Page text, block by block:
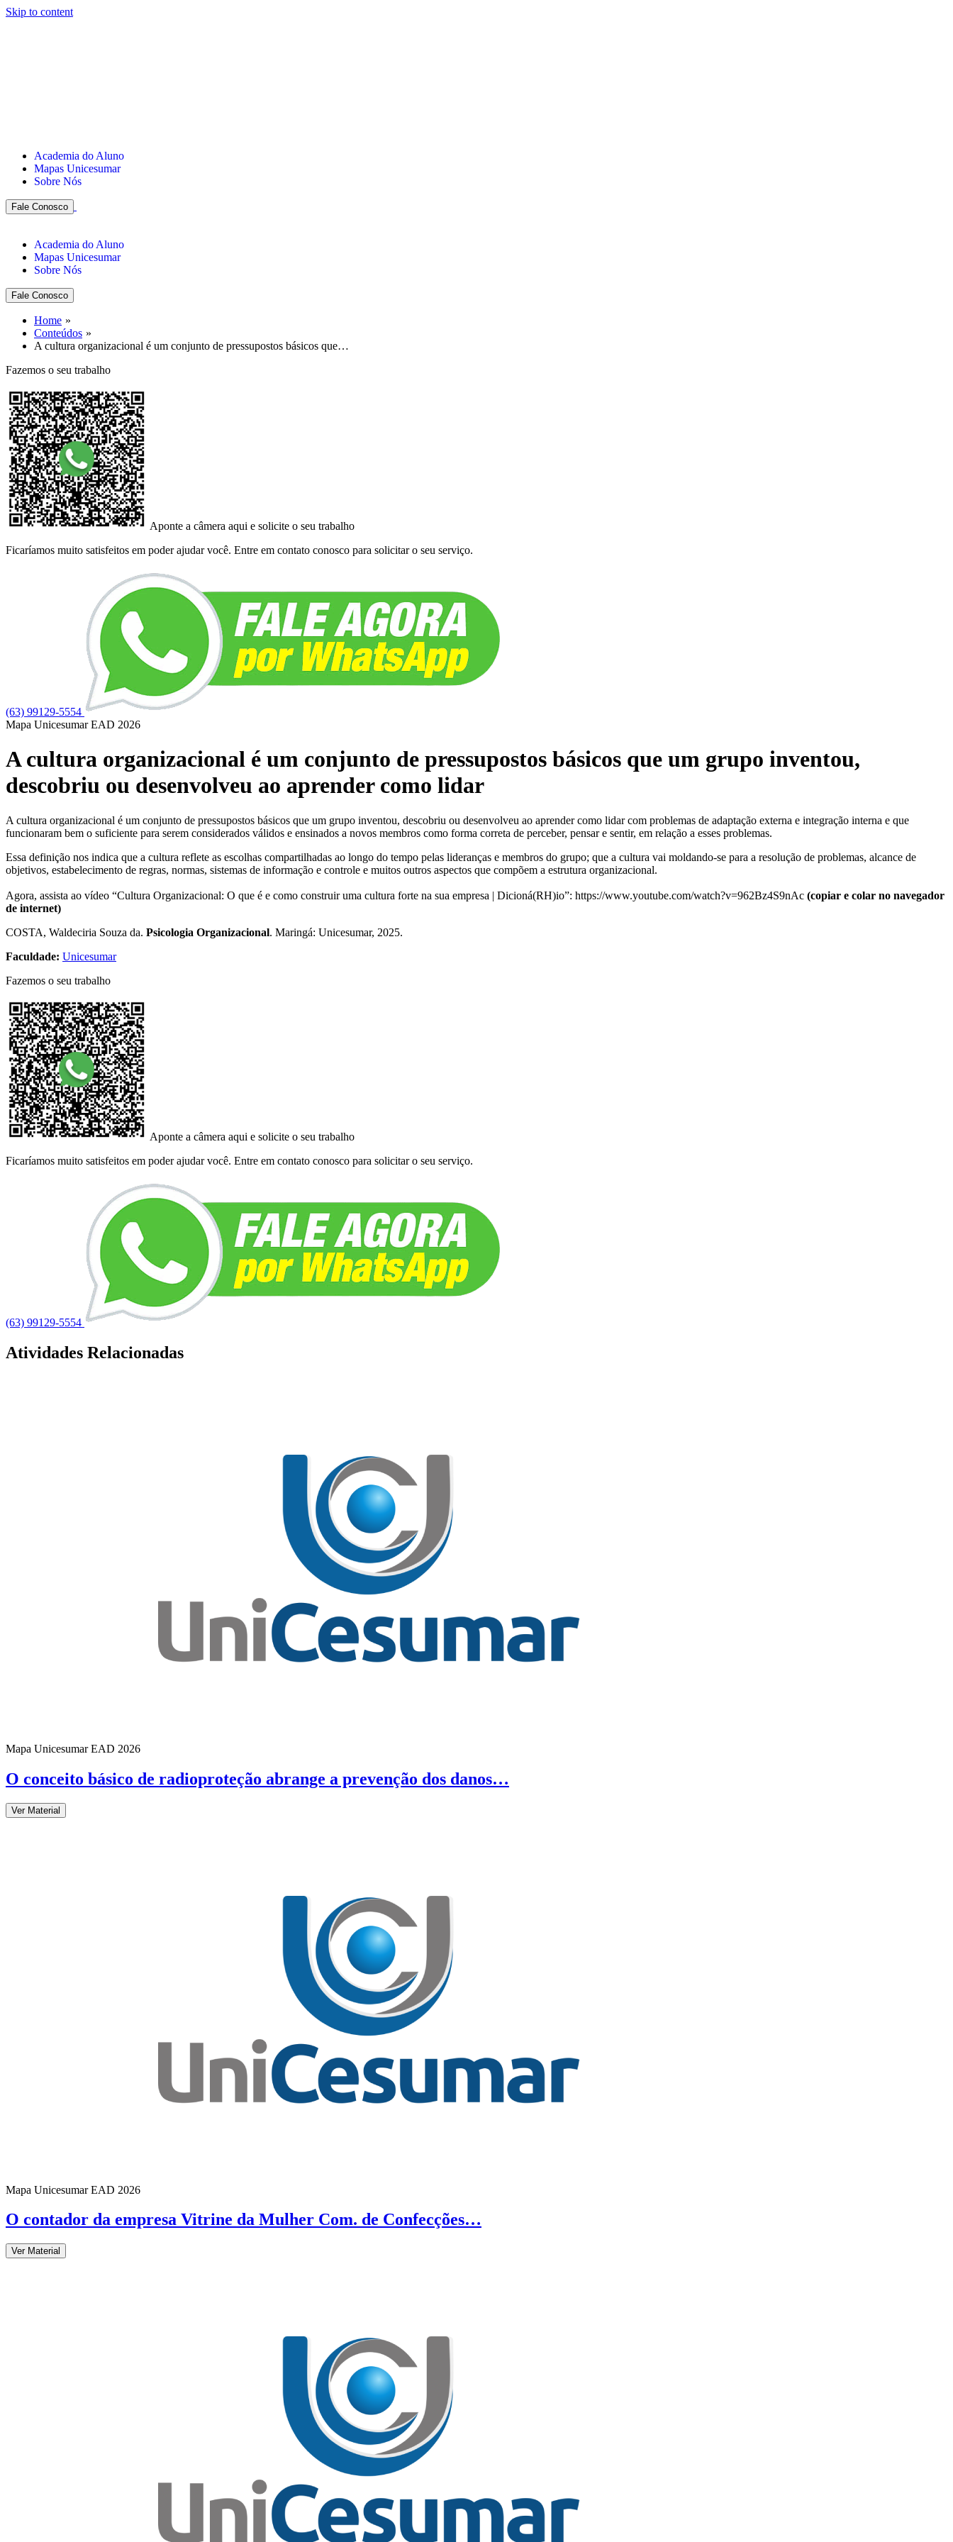
Skip to content
Academia do Aluno
Mapas Unicesumar
Sobre Nós
Fale Conosco
Academia do Aluno
Mapas Unicesumar
Sobre Nós
Fale Conosco
Home
Conteúdos
A cultura organizacional é um conjunto de pressupostos básicos que…
Fazemos o seu trabalho
Aponte a câmera aqui e solicite o seu trabalho
Ficaríamos muito satisfeitos em poder ajudar você. Entre em contato conosco para solicitar o seu serviço.
(63) 99129-5554
Mapa Unicesumar EAD 2026
A cultura organizacional é um conjunto de pressupostos básicos que um grupo inventou,
descobriu ou desenvolveu ao aprender como lidar
A cultura organizacional é um conjunto de pressupostos básicos que um grupo inventou, descobriu ou desenvolveu ao aprender como lidar com problemas de adaptação externa e integração interna e que
funcionaram bem o suficiente para serem considerados válidos e ensinados a novos membros como forma correta de perceber, pensar e sentir, em relação a esses problemas.
Essa definição nos indica que a cultura reflete as escolhas compartilhadas ao longo do tempo pelas lideranças e membros do grupo; que a cultura vai moldando-se para a resolução de problemas, alcance de
objetivos, estabelecimento de regras, normas, sistemas de informação e controle e muitos outros aspectos que compõem a estrutura organizacional.
​Agora, assista ao vídeo “Cultura Organizacional: O que é e como construir uma cultura forte na sua empresa | Dicioná(RH)io”: https://www.youtube.com/watch?v=962Bz4S9nAc (copiar e colar no navegador
de internet)
COSTA, Waldeciria Souza da. Psicologia Organizacional. Maringá: Unicesumar, 2025.
Faculdade: Unicesumar
Fazemos o seu trabalho
Aponte a câmera aqui e solicite o seu trabalho
Ficaríamos muito satisfeitos em poder ajudar você. Entre em contato conosco para solicitar o seu serviço.
(63) 99129-5554
Atividades Relacionadas
Mapa Unicesumar EAD 2026
O conceito básico de radioproteção abrange a prevenção dos danos…
Ver Material
Mapa Unicesumar EAD 2026
O contador da empresa Vitrine da Mulher Com. de Confecções…
Ver Material